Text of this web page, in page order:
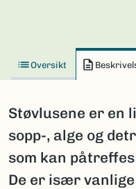
Oversikt
Støvlusene er en
sopp-, alge og
som kan
De er især